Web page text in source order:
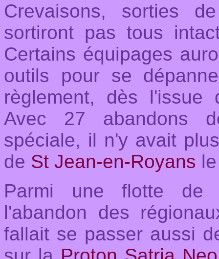
Crevaisons, sorties
sortiront pas tous
Certains équipages
outils pour se
règlement, dès
Avec 27 abandons
spéciale, il n'y avait
de St Jean-en-Royans
Parmi une flotte
l'abandon des
fallait se passer aussi